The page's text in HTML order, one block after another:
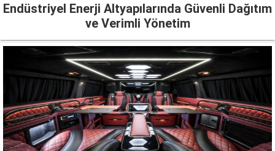
Endüstriyel Enerji Altyapılarında Güvenli Dağıtım
ve Verimli Yönetim